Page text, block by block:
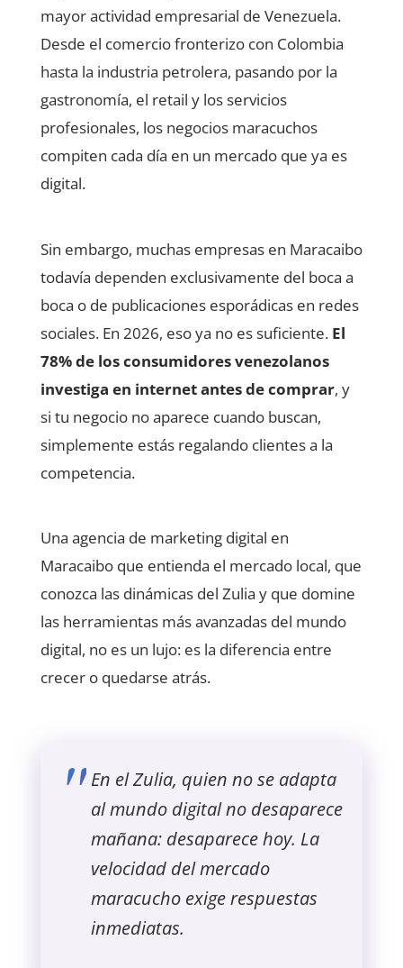
mayor actividad empresarial de Venezuela.
Desde el comercio fronterizo con Colombia
hasta la industria petrolera, pasando por la
gastronomía, el retail y los servicios
profesionales, los negocios maracuchos
compiten cada día en un mercado que ya es
digital.
Sin embargo, muchas empresas en Maracaibo
todavía dependen exclusivamente del boca a
boca o de publicaciones esporádicas en redes
sociales. En 2026, eso ya no es suficiente. El
78% de los consumidores venezolanos
investiga en internet antes de comprar, y
si tu negocio no aparece cuando buscan,
simplemente estás regalando clientes a la
competencia.
Una agencia de marketing digital en
Maracaibo que entienda el mercado local, que
conozca las dinámicas del Zulia y que domine
las herramientas más avanzadas del mundo
digital, no es un lujo: es la diferencia entre
crecer o quedarse atrás.
En el Zulia, quien no se adapta
al mundo digital no desaparece
mañana: desaparece hoy. La
velocidad del mercado
maracucho exige respuestas
inmediatas.